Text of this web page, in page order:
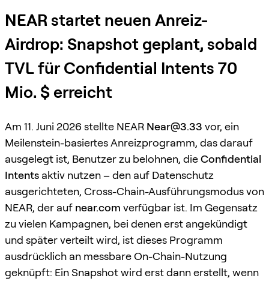
NEAR startet neuen Anreiz-
Airdrop: Snapshot geplant, sobald
TVL für Confidential Intents 70
Mio. $ erreicht
Am 11. Juni 2026 stellte NEAR Near@3.33 vor, ein
Meilenstein-basiertes Anreizprogramm, das darauf
ausgelegt ist, Benutzer zu belohnen, dieConfidential
Intents aktiv nutzen – den auf Datenschutz
ausgerichteten, Cross-Chain-Ausführungsmodus von
NEAR, der auf near.com verfügbar ist. Im Gegensatz
zu vielen Kampagnen, bei denen erst angekündigt
und später verteilt wird, ist dieses Programm
ausdrücklich an messbare On-Chain-Nutzung
geknüpft: Ein Snapshot wird erst dann erstellt, wenn